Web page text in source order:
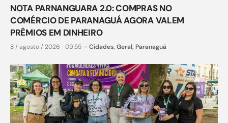
NOTA PARNANGUARA 2.0: COMPRAS NO
COMÉRCIO DE PARANAGUÁ AGORA VALEM
PRÊMIOS EM DINHEIRO
8 / agosto / 2026 09:55 - Cidades, Geral, Paranaguá